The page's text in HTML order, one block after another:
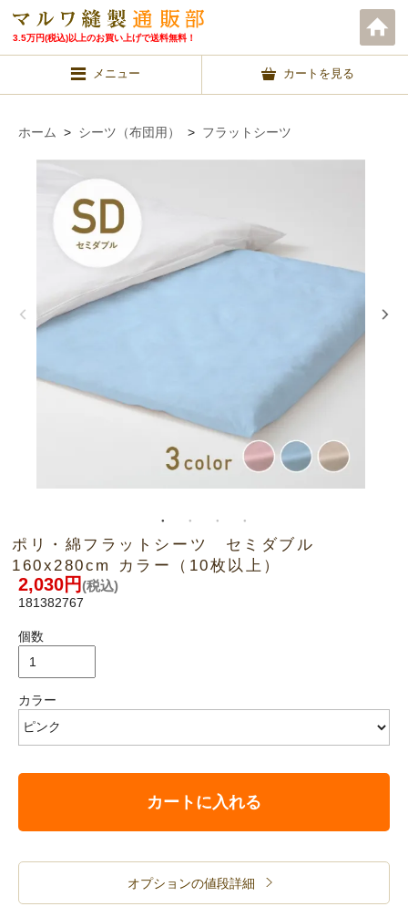
3.5万円(税込)以上のお買い上げで送料無料！
メニュー カートを見る
ホーム > シーツ（布団用） > フラットシーツ
ポリ・綿フラットシーツ セミダブル
160x280cm カラー（10枚以上）
2,030円(税込)
181382767
個数
カラー
カートに入れる
オプションの値段詳細